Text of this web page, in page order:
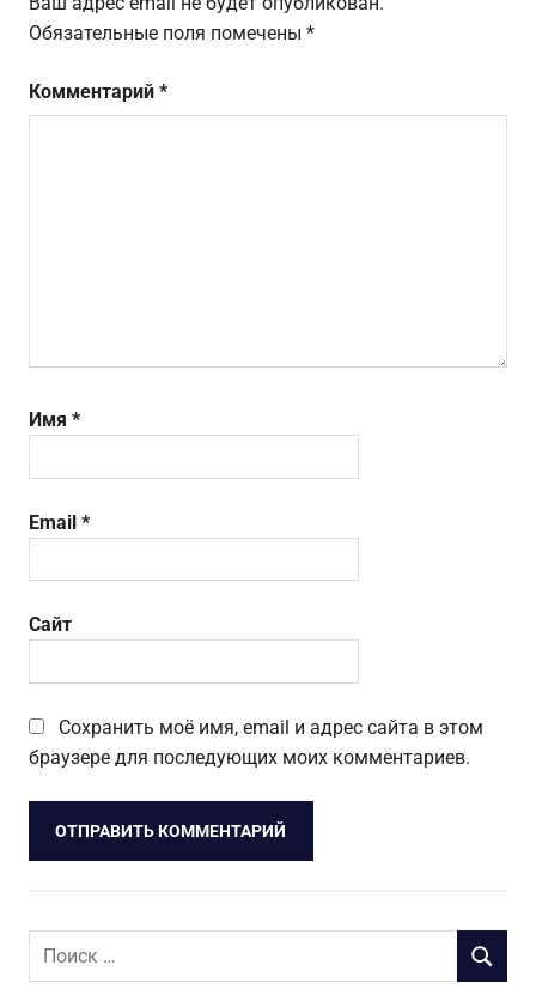
Обязательные поля помечены *
Комментарий *
Имя *
Email *
Сайт
Сохранить моё имя, email и адрес сайта в этом
браузере для последующих моих комментариев.
Поиск
ПОИСК